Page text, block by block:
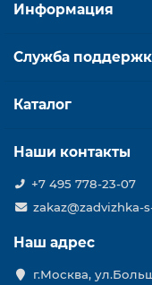
Информация
Служба
Каталог
Наши контакты
+7 495 778-23-07
zakaz@zadvizhka-
Наш адрес
г.Москва,